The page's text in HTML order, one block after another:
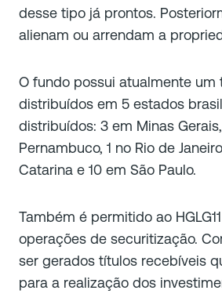
desse tipo já prontos.
alienam ou arrendam a
O fundo possui atualmente um
distribuídos em 5 estados
distribuídos: 3 em Minas
Pernambuco, 1 no Rio de
Catarina e 10 em São Paulo.
Também é permitido ao
operações de securitização.
ser gerados títulos recebíveis
para a realização dos